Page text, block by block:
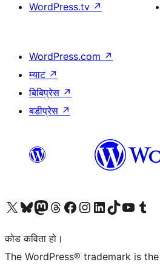
WordPress.tv ↗
WordPress.com ↗
म्याट ↗
बिबिप्रेस ↗
बडीप्रेस ↗
हाम्रो X (पहिले ट्विटर) खातामा जानुहोस्
हाम्रो Bluesky खाता भ्रमण गर्नुहोस्
हाम्रो म्यास्टोडन खाता भ्रमण गर्नुहोस्
हाम्रो थ्रेड्स खातामा जानुहोस्
हाम्रो फेसबुक पेजमा जानुहोस्
हाम्रो इन्स्टाग्राम खातामा जानुहोस्
हाम्रो लिङ्क्डइन खातामा जानुहोस्
हाम्रो TikTok खाता भ्रमण गर्नुहोस्
हाम्रो युट्युब च्यानलमा जानुहोस्
हाम्रो टम्बलर खाता भ्रमण
कोड कविता हो।
The WordPress® trademark is